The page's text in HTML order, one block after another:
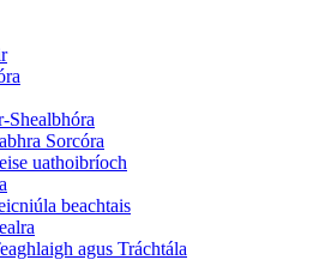
Shealbhóra
Sorcóra
uathoibríoch
beachtais
agus Tráchtála